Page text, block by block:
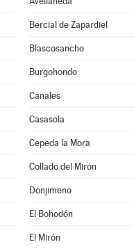
Bercial de Zapardiel
Blascosancho
Burgohondo
Canales
Casasola
Cepeda la Mora
Collado del Mirón
Donjimeno
El Bohodón
El Mirón